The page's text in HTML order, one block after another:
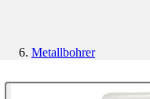
Metallbohrer